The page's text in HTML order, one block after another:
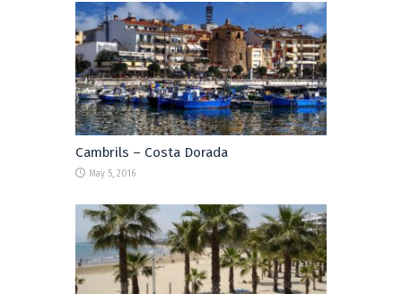
Cambrils – Costa Dorada
May 5, 2016